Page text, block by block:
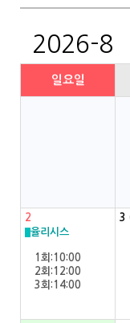
2026-8
일요일
2
율리시스
1회:10:00
2회:12:00
3회:14:00
3